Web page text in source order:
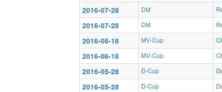
2016-07-28 DM
2016-07-28 DM
2016-06-18 MV-Cup
2016-06-18 MV-Cup
2016-05-28 D-Cup
2016-05-28 D-Cup